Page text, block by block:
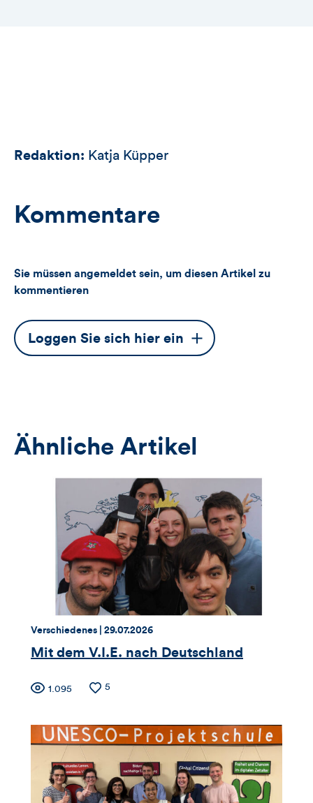
Redaktion: Katja Küpper
Kommentare
Sie müssen angemeldet sein, um diesen Artikel zu
kommentieren
Dieser
Button
Loggen Sie sich hier ein
Ähnliche Artikel
Thema:
Verschiedenes | Datum:
29.07.2026
Mit dem V.I.E. nach Deutschland
Zähler
für
Views,
Likes
Anzahl
1.095
Anzahl
5